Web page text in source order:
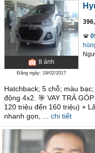
8 ảnh
Đăng ngày: 19/02/2017
Hatchback; 5 chỗ; màu
động 4x2. 🎯 VAY TRẢ
120 triệu đến 160 triệu) +
nhanh gọn, ...
chi tiết